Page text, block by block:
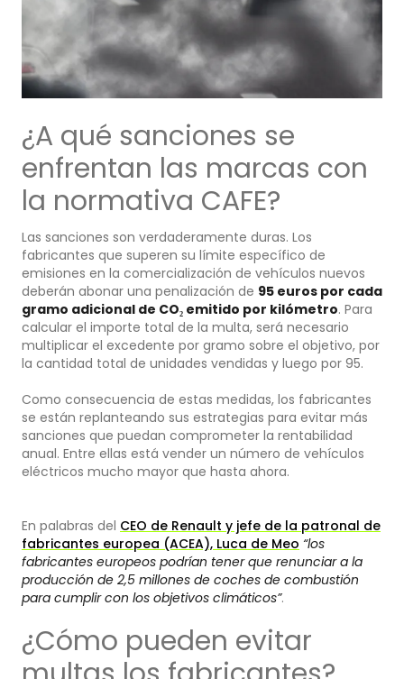
¿A qué sanciones se
enfrentan las marcas con
la normativa CAFE?
Las sanciones son verdaderamente duras. Los
fabricantes que superen su límite específico de
emisiones en la comercialización de vehículos nuevos
deberán abonar una penalización de 95 euros por cada
gramo adicional de CO₂ emitido por kilómetro. Para
calcular el importe total de la multa, será necesario
multiplicar el excedente por gramo sobre el objetivo, por
la cantidad total de unidades vendidas y luego por 95.
Como consecuencia de estas medidas, los fabricantes
se están replanteando sus estrategias para evitar más
sanciones que puedan comprometer la rentabilidad
anual. Entre ellas está vender un número de vehículos
eléctricos mucho mayor que hasta ahora.
En palabras del CEO de Renault y jefe de la patronal de
fabricantes europea (ACEA), Luca de Meo “los
fabricantes europeos podrían tener que renunciar a la
producción de 2,5 millones de coches de combustión
para cumplir con los objetivos climáticos”.
¿Cómo pueden evitar